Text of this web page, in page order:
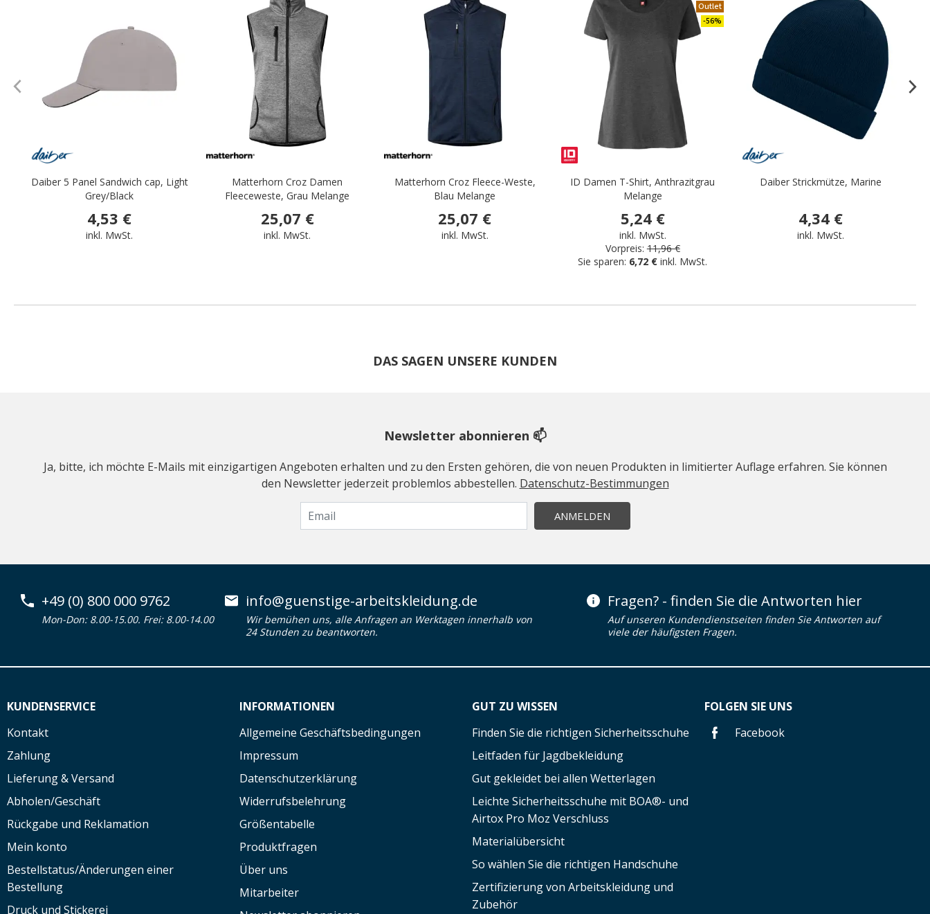
Daiber 5 Panel Sandwich cap, Light
Grey/Black
4,53 €
inkl. MwSt.
Matterhorn Croz Damen
Fleeceweste, Grau Melange
25,07 €
inkl. MwSt.
Matterhorn Croz Fleece-Weste,
Blau Melange
25,07 €
inkl. MwSt.
Outlet
-56%
ID Damen T-Shirt, Anthrazitgrau
Melange
5,24 €
inkl. MwSt.
Vorpreis: 11,96 €
Sie sparen: 6,72 € inkl. MwSt.
Daiber Strickmütze, Marine
4,34 €
inkl. MwSt.
DAS SAGEN UNSERE KUNDEN
Newsletter abonnieren 📫
Ja, bitte, ich möchte E-Mails mit einzigartigen Angeboten erhalten und zu den Ersten gehören, die von neuen Produkten in limitierter Auflage erfahren. Sie können
den Newsletter jederzeit problemlos abbestellen. Datenschutz-Bestimmungen
ANMELDEN
+49 (0) 800 000 9762
Mon-Don: 8.00-15.00. Frei: 8.00-14.00
info@guenstige-arbeitskleidung.de
Wir bemühen uns, alle Anfragen an Werktagen innerhalb von
24 Stunden zu beantworten.
Fragen? - finden Sie die Antworten hier
Auf unseren Kundendienstseiten finden Sie Antworten auf
viele der häufigsten Fragen.
KUNDENSERVICE
Kontakt
Zahlung
Lieferung & Versand
Abholen/Geschäft
Rückgabe und Reklamation
Mein konto
Bestellstatus/Änderungen einer
Bestellung
Druck und Stickerei
INFORMATIONEN
Allgemeine Geschäftsbedingungen
Impressum
Datenschutzerklärung
Widerrufsbelehrung
Größentabelle
Produktfragen
Über uns
Mitarbeiter
GUT ZU WISSEN
Finden Sie die richtigen Sicherheitsschuhe
Leitfaden für Jagdbekleidung
Gut gekleidet bei allen Wetterlagen
Leichte Sicherheitsschuhe mit BOA®- und
Airtox Pro Moz Verschluss
Materialübersicht
So wählen Sie die richtigen Handschuhe
Zertifizierung von Arbeitskleidung und
Zubehör
FOLGEN SIE UNS
Facebook